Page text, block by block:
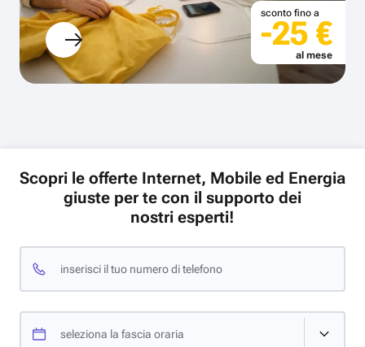
sconto fino a
-25 €
al mese
Scopri le offerte Internet, Mobile ed Energia
giuste per te con il supporto dei
nostri esperti!
inserisci il tuo numero di telefono
seleziona la fascia oraria